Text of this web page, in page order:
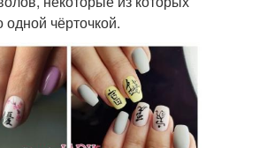
одной чёрточкой.